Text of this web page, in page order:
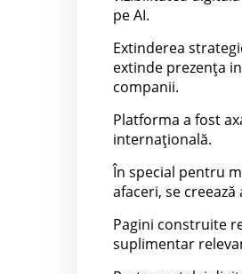
pe AI.
Extinderea
extinde prezența
companii.
Platforma a fost
internațională.
În special pentru
afaceri, se
Pagini construite
suplimentar